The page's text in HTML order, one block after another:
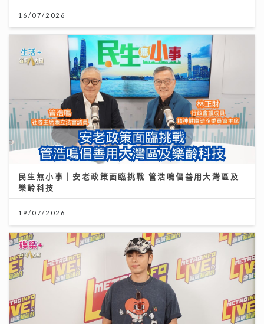
16/07/2026
民生無小事｜安老政策面臨挑戰 管浩鳴倡善用大灣區及
樂齡科技
19/07/2026